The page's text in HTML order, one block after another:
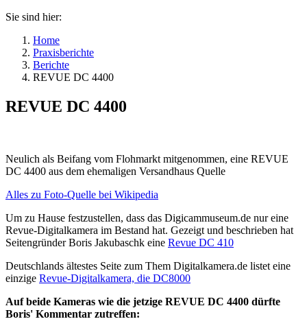
Sie sind hier:
Home
Praxisberichte
Berichte
REVUE DC 4400
REVUE DC 4400
Neulich als Beifang vom Flohmarkt mitgenommen, eine REVUE
DC 4400 aus dem ehemaligen Versandhaus Quelle
Alles zu Foto-Quelle bei Wikipedia
Um zu Hause festzustellen, dass das Digicammuseum.de nur eine
Revue-Digitalkamera im Bestand hat. Gezeigt und beschrieben hat
Seitengründer Boris Jakubaschk eine Revue DC 410
Deutschlands ältestes Seite zum Them Digitalkamera.de listet eine
einzige Revue-Digitalkamera, die DC8000
Auf beide Kameras wie die jetzige REVUE DC 4400 dürfte
Boris' Kommentar zutreffen: